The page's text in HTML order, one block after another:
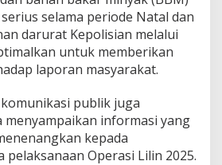
selama periode Natal dan
darurat Kepolisian melalui
untuk memberikan
laporan masyarakat.
publik juga
menyampaikan informasi yang
kepada
pelaksanaan Operasi Lilin 2025.